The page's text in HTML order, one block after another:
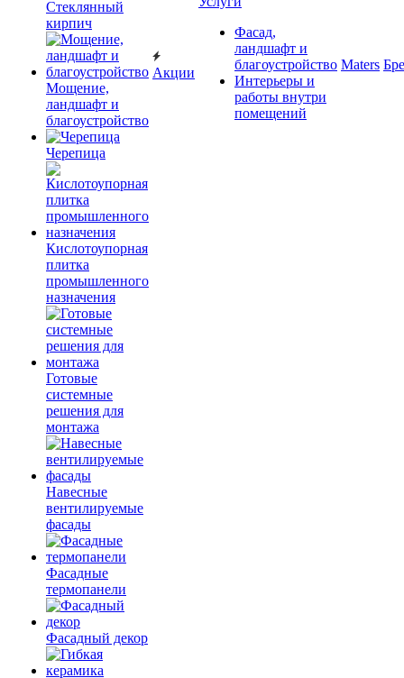
Cтеклянный
кирпич
Мощение,
ландшафт и
благоустройство
Черепица
Кислотоупорная
плитка
промышленного
назначения
Готовые
системные
решения для
монтажа
Навесные
вентилируемые
фасады
Фасадные
термопанели
Фасадный декор
Акции
Фасад,
ландшафт и
благоустройство
Интерьеры и
работы внутри
помещений
Maters